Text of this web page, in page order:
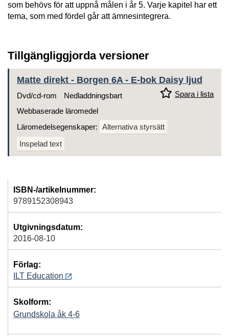
som behövs för att uppnå målen i år 5. Varje kapitel har ett
tema, som med fördel går att ämnesintegrera.​
Tillgängliggjorda versioner
Matte direkt - Borgen 6A - E-bok Daisy ljud
Spara i lista
Dvd/cd-rom
Nedladdningsbart
Webbaserade läromedel
Läromedelsegenskaper: Alternativa styrsätt
Inspelad text
ISBN-/artikelnummer:
9789152308943
Utgivningsdatum:
2016-08-10
Förlag:
ILT Education
Skolform:
Grundskola åk 4-6